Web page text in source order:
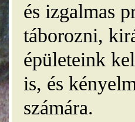
és izgalmas
táborozni,
épületeink
is, és
számára.